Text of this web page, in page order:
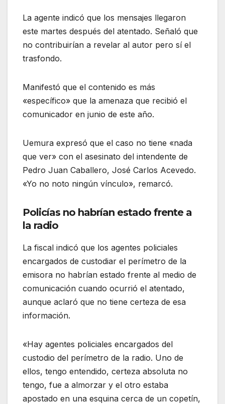
La agente indicó que los mensajes llegaron
este martes después del atentado. Señaló que
no contribuirían a revelar al autor pero sí el
trasfondo.
Manifestó que el contenido es más
«específico» que la amenaza que recibió el
comunicador en junio de este año.
Uemura expresó que el caso no tiene «nada
que ver» con el asesinato del intendente de
Pedro Juan Caballero, José Carlos Acevedo.
«Yo no noto ningún vínculo», remarcó.
Policías no habrían estado frente a
la radio
La fiscal indicó que los agentes policiales
encargados de custodiar el perímetro de la
emisora no habrían estado frente al medio de
comunicación cuando ocurrió el atentado,
aunque aclaró que no tiene certeza de esa
información.
«Hay agentes policiales encargados del
custodio del perímetro de la radio. Uno de
ellos, tengo entendido, certeza absoluta no
tengo, fue a almorzar y el otro estaba
apostado en una esquina cerca de un copetín,